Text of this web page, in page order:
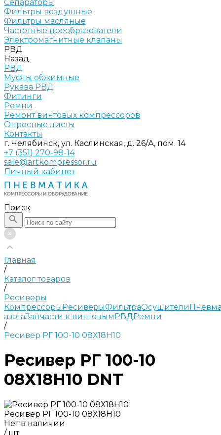
Сепараторы
Фильтры воздушные
Фильтры масляные
Частотные преобразователи
Электромагнитные клапаны
РВД
Назад
РВД
Муфты обжимные
Рукава РВД
Фитинги
Ремни
Ремонт винтовых компрессоров
Опросные листы
Контакты
г. Челябинск, ул. Каслинская, д. 26/А, пом. 14
+7 (351) 270-98-14
sale@artkompressor.ru
Личный кабинет
Поиск
Главная
/
Каталог товаров
/
Ресиверы
КомпрессорыРесиверыФильтраОсушители
азотаЗапчасти к винтовымРВДРемни
/
Ресивер РГ 100-10 08Х18Н10
Ресивер РГ 100-10
08Х18Н10 DNT
Ресивер РГ 100-10 08Х18Н10
Нет в наличии
/ шт